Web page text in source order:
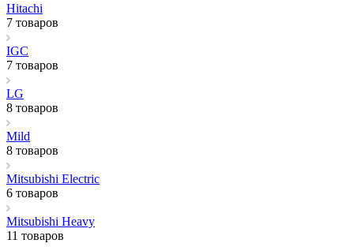
Hitachi
7 товаров
IGC
7 товаров
LG
8 товаров
Mild
8 товаров
Mitsubishi Electric
6 товаров
Mitsubishi Heavy
11 товаров